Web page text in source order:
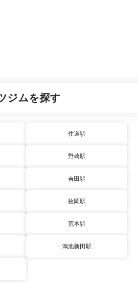
ジムを探す
住道駅
野崎駅
吉田駅
枚岡駅
荒本駅
鴻池新田駅